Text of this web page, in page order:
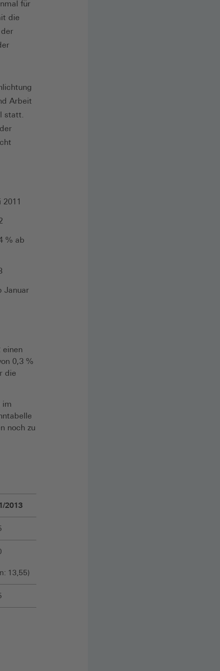
für
die
Arbeit
statt.
% ab
Januar
0,3 %
die
im
noch zu
2013
13,55)